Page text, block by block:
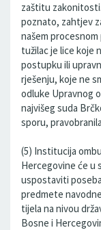
zaštitu
poznato, zahtjev
našem
tužilac je lice koje
postupku ili
rješenju, koje ne
odluke Upravnog
najvišeg suda
sporu,
(5) Institucija
Hercegovine će u
uspostaviti
predmete
tijela na nivou
Bosne i